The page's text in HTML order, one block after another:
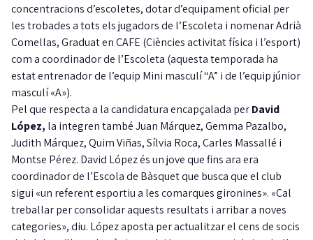
concentracions d’escoletes, dotar d’equipament oficial per
les trobades a tots els jugadors de l’Escoleta i nomenar Adrià
Comellas, Graduat en CAFE (Ciències activitat física i l’esport)
com a coordinador de l’Escoleta (aquesta temporada ha
estat entrenador de l’equip Mini masculí “A” i de l’equip júnior
masculí «A»).
Pel que respecta a la candidatura encapçalada perDavid
López, la integren també Juan Márquez, Gemma Pazalbo,
Judith Márquez, Quim Viñas, Sílvia Roca, Carles Massallé i
Montse Pérez. David López és un jove que fins ara era
coordinador de l’Escola de Bàsquet que busca que el club
sigui «un referent esportiu a les comarques gironines». «Cal
treballar per consolidar aquests resultats i arribar a noves
categories», diu. López aposta per actualitzar el cens de socis